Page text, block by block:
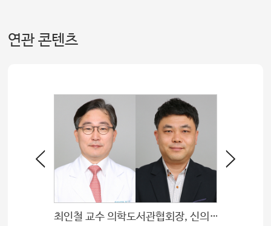
연관 콘텐츠
최인철 교수 의학도서관협회장, 신의수 유닛 매니저 이사장